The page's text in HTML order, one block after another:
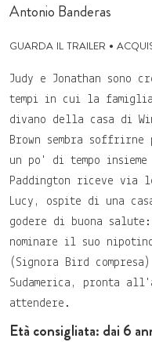
Antonio Banderas
guarda il trailer •
Judy e Jonathan
tempi in cui la
divano della casa di
Brown sembra
un po' di tempo
Paddington riceve via
Lucy, ospite di una
godere di buona
nominare il suo
(Signora Bird
Sudamerica, pronta
attendere.
Età consigliata: dai 6